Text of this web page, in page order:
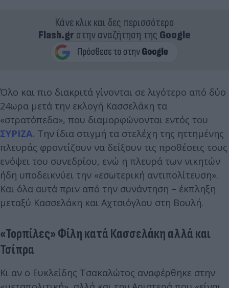
Κάνε κλικ και δες περισσότερο
Flash.grστην αναζήτηση της Google
Όλο και πιο διακριτά γίνονται σε λιγότερο από δύο
24ωρα μετά την εκλογή Κασσελάκη τα
«στρατόπεδα», που διαμορφώνονται εντός του
ΣΥΡΙΖΑ. Την ίδια στιγμή τα στελέχη της ηττημένης
πλευράς φροντίζουν να δείξουν τις προθέσεις τους
ενόψει του συνεδρίου, ενώ η πλευρά των νικητών
ήδη υποδεικνύει την «εσωτερική αντιπολίτευση».
Και όλα αυτά πριν από την συνάντηση – έκπληξη
μεταξύ Κασσελάκη και Αχτσιόγλου στη Βουλή.
«Τορπίλες» Φίλη κατά Κασσελάκη αλλά και
Τσίπρα
Κι αν ο Ευκλείδης Τσακαλώτος αναφέρθηκε στην